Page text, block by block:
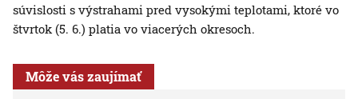
súvislosti s výstrahami pred vysokými teplotami, ktoré vo
štvrtok (5. 6.) platia vo viacerých okresoch.
Môže vás zaujímať